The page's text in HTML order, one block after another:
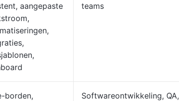
aangepaste
teams
borden,
Softwareontwikkeling, QA,